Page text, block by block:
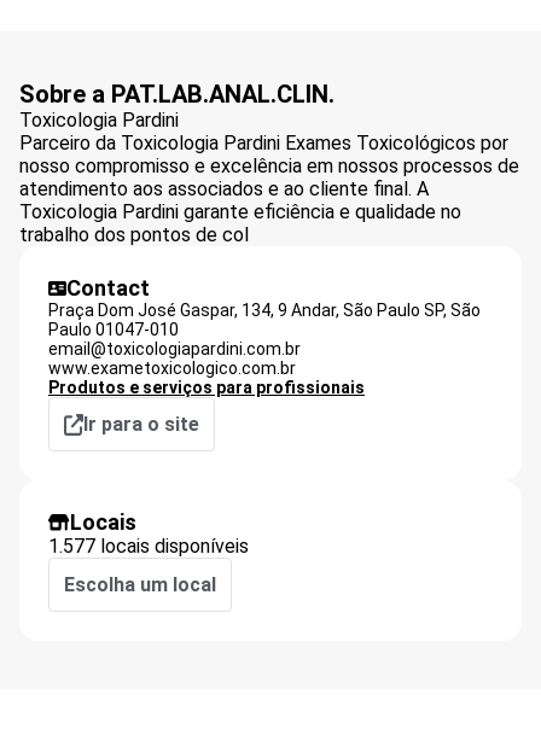
Sobre a PAT.LAB.ANAL.CLIN.
Toxicologia Pardini
Parceiro da Toxicologia Pardini Exames Toxicológicos por
nosso compromisso e excelência em nossos processos de
atendimento aos associados e ao cliente final. A
Toxicologia Pardini garante eficiência e qualidade no
trabalho dos pontos de col
Contact
Praça Dom José Gaspar, 134, 9 Andar, São Paulo SP, São
Paulo 01047-010
email@toxicologiapardini.com.br
www.exametoxicologico.com.br
Produtos e serviços para profissionais
Ir para o site
Locais
1.577 locais disponíveis
Escolha um local